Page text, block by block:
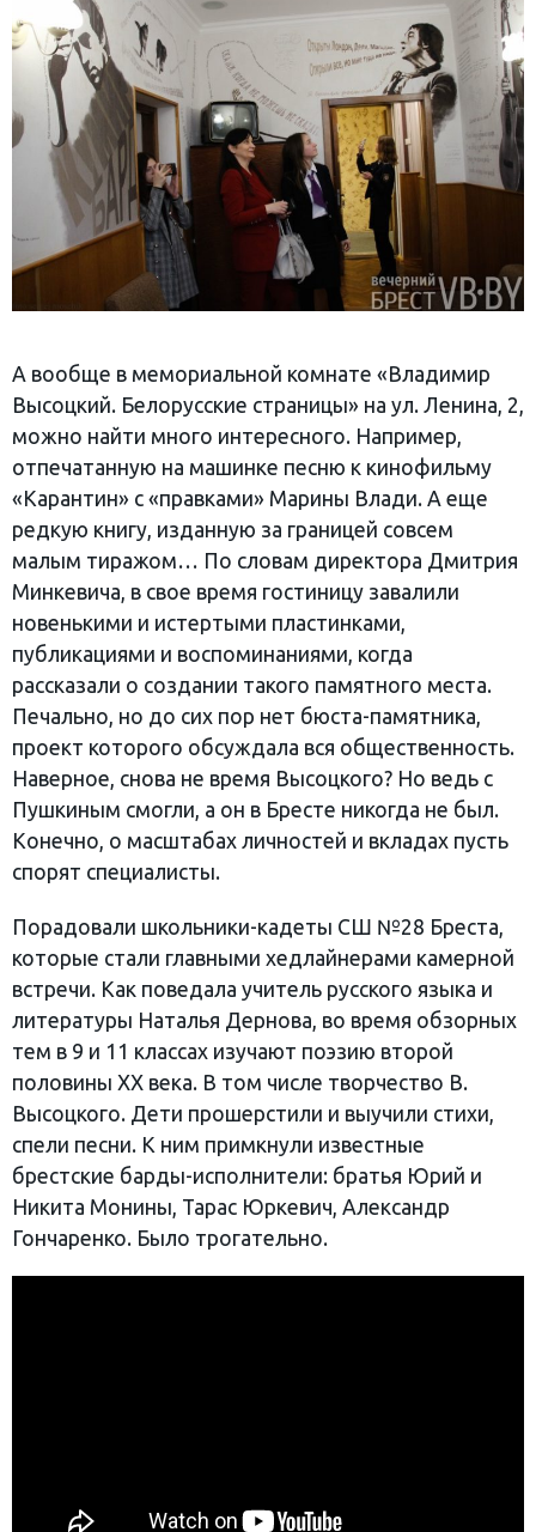
А вообще в мемориальной комнате «Владимир
Высоцкий. Белорусские страницы» на ул. Ленина, 2,
можно найти много интересного. Например,
отпечатанную на машинке песню к кинофильму
«Карантин» с «правками» Марины Влади. А еще
редкую книгу, изданную за границей совсем
малым тиражом… По словам директора Дмитрия
Минкевича, в свое время гостиницу завалили
новенькими и истертыми пластинками,
публикациями и воспоминаниями, когда
рассказали о создании такого памятного места.
Печально, но до сих пор нет бюста-памятника,
проект которого обсуждала вся общественность.
Наверное, снова не время Высоцкого? Но ведь с
Пушкиным смогли, а он в Бресте никогда не был.
Конечно, о масштабах личностей и вкладах пусть
спорят специалисты.
Порадовали школьники-кадеты СШ №28 Бреста,
которые стали главными хедлайнерами камерной
встречи. Как поведала учитель русского языка и
литературы Наталья Дернова, во время обзорных
тем в 9 и 11 классах изучают поэзию второй
половины ХХ века. В том числе творчество В.
Высоцкого. Дети прошерстили и выучили стихи,
спели песни. К ним примкнули известные
брестские барды-исполнители: братья Юрий и
Никита Монины, Тарас Юркевич, Александр
Гончаренко. Было трогательно.